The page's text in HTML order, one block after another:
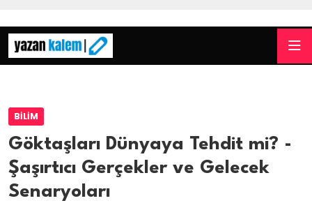
BILIM
Göktaşları Dünyaya Tehdit mi? -
Şaşırtıcı Gerçekler ve Gelecek
Senaryoları